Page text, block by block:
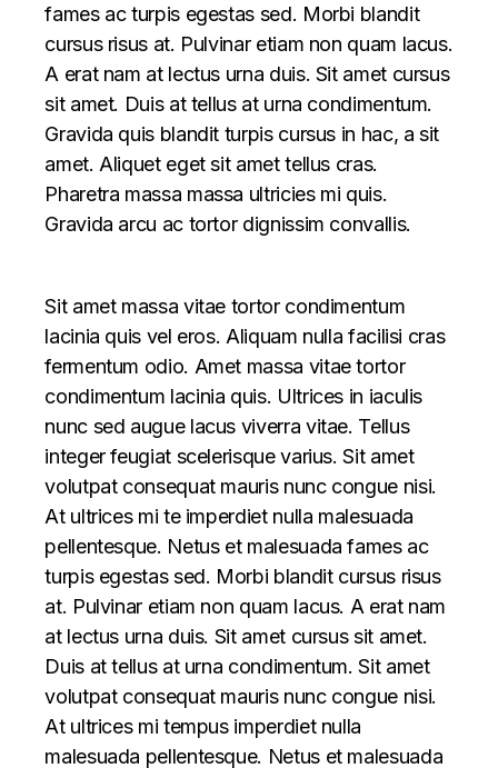
fames ac turpis egestas sed. Morbi blandit
cursus risus at. Pulvinar etiam non quam lacus.
A erat nam at lectus urna duis. Sit amet cursus
sit amet. Duis at tellus at urna condimentum.
Gravida quis blandit turpis cursus in hac, a sit
amet. Aliquet eget sit amet tellus cras.
Pharetra massa massa ultricies mi quis.
Gravida arcu ac tortor dignissim convallis.
Sit amet massa vitae tortor condimentum
lacinia quis vel eros. Aliquam nulla facilisi cras
fermentum odio. Amet massa vitae tortor
condimentum lacinia quis. Ultrices in iaculis
nunc sed augue lacus viverra vitae. Tellus
integer feugiat scelerisque varius. Sit amet
volutpat consequat mauris nunc congue nisi.
At ultrices mi te imperdiet nulla malesuada
pellentesque. Netus et malesuada fames ac
turpis egestas sed. Morbi blandit cursus risus
at. Pulvinar etiam non quam lacus. A erat nam
at lectus urna duis. Sit amet cursus sit amet.
Duis at tellus at urna condimentum. Sit amet
volutpat consequat mauris nunc congue nisi.
At ultrices mi tempus imperdiet nulla
malesuada pellentesque. Netus et malesuada